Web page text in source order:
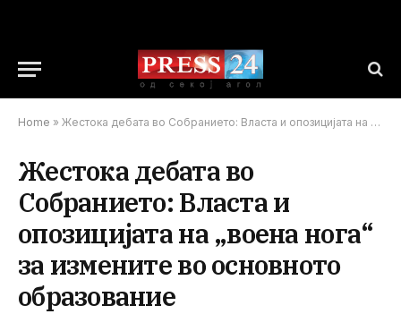
Home » Жестока дебата во Собранието: Власта и опозицијата на „воена нога“ за измените во основното образование
Жестока дебата во
Собранието: Власта и
опозицијата на „воена нога“
за измените во основното
образование